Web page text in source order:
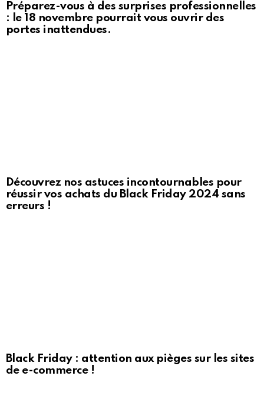
Préparez-vous à des surprises professionnelles
: le 18 novembre pourrait vous ouvrir des
portes inattendues.
Découvrez nos astuces incontournables pour
réussir vos achats du Black Friday 2024 sans
erreurs !
Black Friday : attention aux pièges sur les sites
de e-commerce !